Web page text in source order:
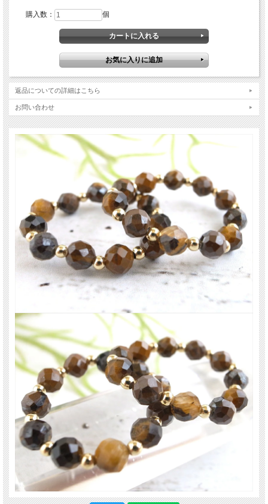
間に挟んだゴールドビーズがリッチなアクセントとなり、カジュアルさを抑えた
【意味合い・云われ・伝承等】
力と財力の象徴や魔除けのお守りとして、古くから使われていました。『お金が
たまる石』といわれます。
す。
数に限りがございますので、お早めに！
ご注意事項
※天然石ですので細かなカケや凹み、歪な部分やクラックなどがある場合があり
※出来る限り自然な色みになるよう撮影を心がけておりますが、お使いのディス
プレイ環境によって表示される色みに差が出る場合があります。ご了承下さい。
※サイズは目安です。細かな誤差が出る場合があります。
関連キーワード
天然石 パワーストーン 海外直輸入 バイヤー厳選 プレゼント ギフト メンズ レデ
ィース 卸し 卸価格 実店舗 ハンドメイド サイズ直し コムローズ comrose
購入数： 個
返品についての詳細はこちら
お問い合わせ